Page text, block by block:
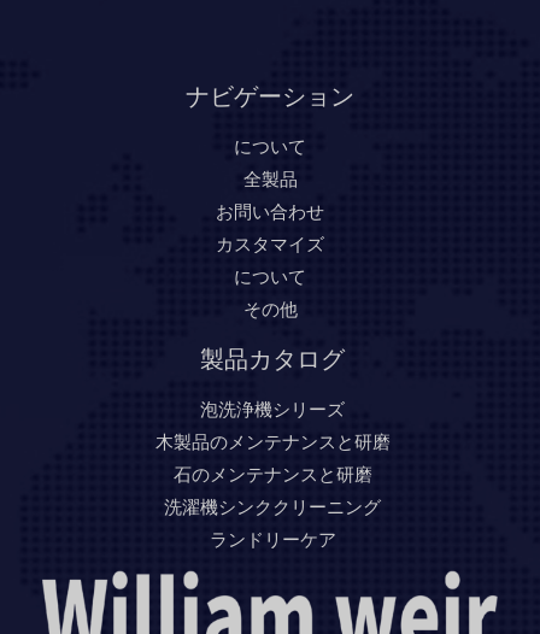
ナビゲーション
について
全製品
お問い合わせ
カスタマイズ
について
その他
製品カタログ
泡洗浄機シリーズ
木製品のメンテナンスと研磨
石のメンテナンスと研磨
洗濯機シンククリーニング
ランドリーケア